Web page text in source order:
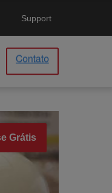
Support
Grátis